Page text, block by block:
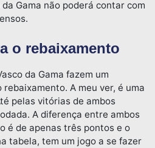
Gama não poderá contar com
o rebaixamento
da Gama fazem um
A meu ver, é uma
pelas vitórias de ambos
A diferença entre ambos
é de apenas três pontos e o
tabela, tem um jogo a se fazer